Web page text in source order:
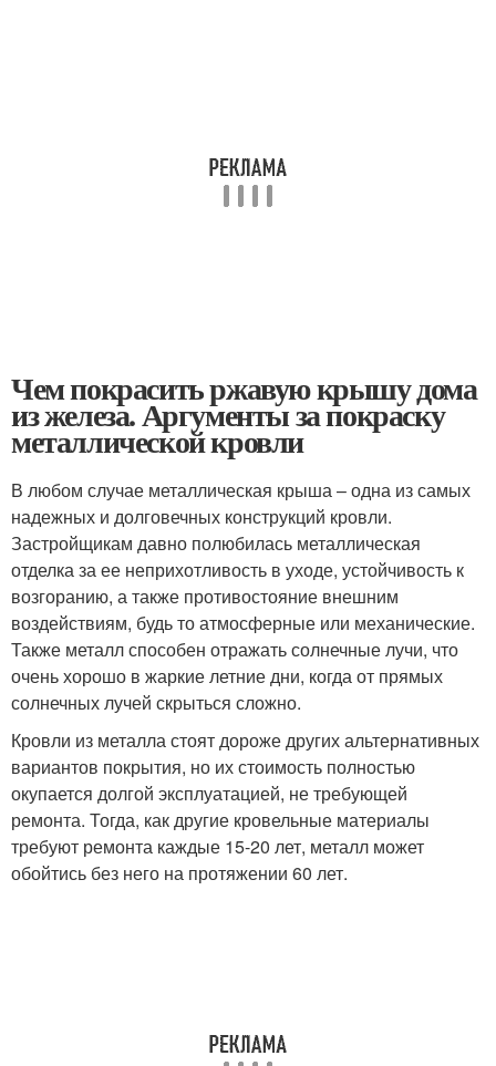
Чем покрасить ржавую крышу дома
из железа. Аргументы за покраску
металлической кровли
В любом случае металлическая крыша – одна из самых
надежных и долговечных конструкций кровли.
Застройщикам давно полюбилась металлическая
отделка за ее неприхотливость в уходе, устойчивость к
возгоранию, а также противостояние внешним
воздействиям, будь то атмосферные или механические.
Также металл способен отражать солнечные лучи, что
очень хорошо в жаркие летние дни, когда от прямых
солнечных лучей скрыться сложно.
Кровли из металла стоят дороже других альтернативных
вариантов покрытия, но их стоимость полностью
окупается долгой эксплуатацией, не требующей
ремонта. Тогда, как другие кровельные материалы
требуют ремонта каждые 15-20 лет, металл может
обойтись без него на протяжении 60 лет.